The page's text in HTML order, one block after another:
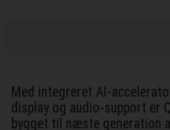
Med integreret AI-
display og audio-support er
bygget til næste generation